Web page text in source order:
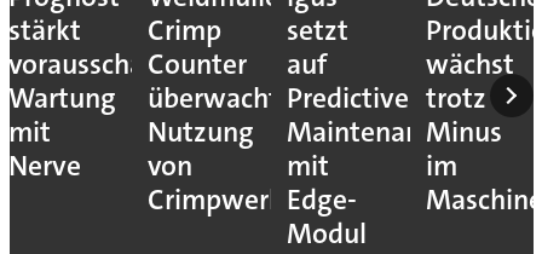
stärkt
vorausschauende
Wartung
mit
Nerve
Crimp
Counter
überwacht
Nutzung
von
Crimpwerkzeugen
setzt
auf
Predictive
Maintenance
mit
Edge-
Modul
wächst
trotz
Minus
im